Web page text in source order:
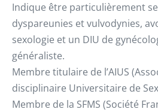
Indique être particulièrement
dyspareunies et vulvodynies,
sexologie et un DIU de
généraliste.
Membre titulaire de l’AIUS
disciplinaire Universitaire de
Membre de la SFMS (Société